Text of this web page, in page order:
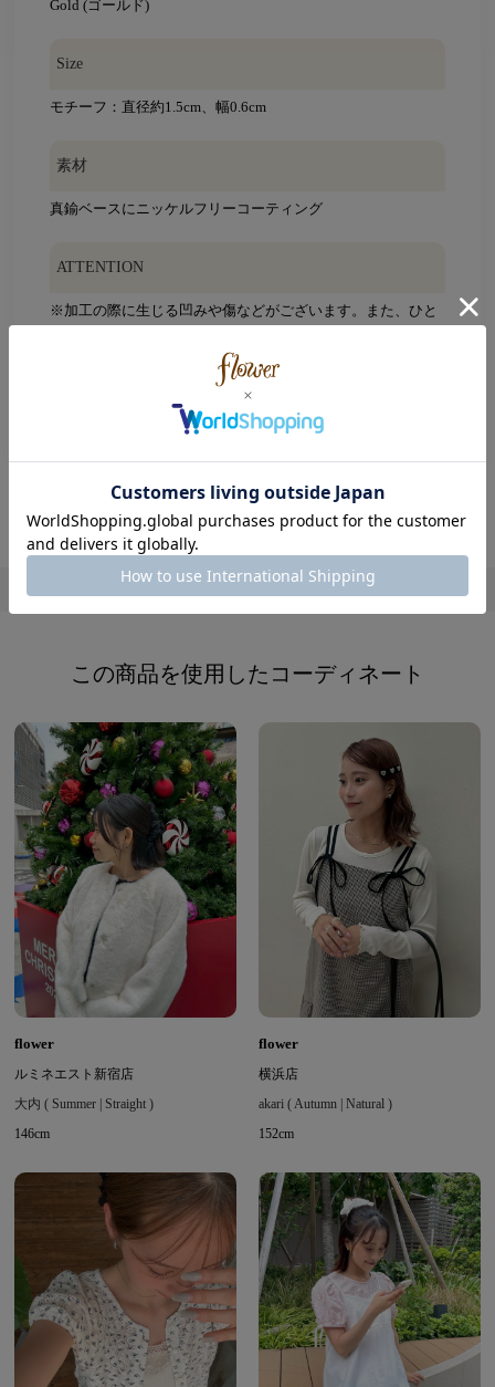
Gold (ゴールド)
Size
モチーフ：直径約1.5cm、幅0.6cm
素材
真鍮ベースにニッケルフリーコーティング
ATTENTION
※加工の際に生じる凹みや傷などがございます。また、ひと
※摩擦や引っ張り等により、破損するおそれがありますの
で、丁寧にお取り扱い下さい。
※ご使用の際には周囲の物との引っかかりにご注意下さい。
※こちらの商品はインポート商品です。
この商品の平均評価： 5.00
この商品を使用したコーディネート
flower
ルミネエスト新宿店
大内 ( Summer | Straight )
146cm
flower
横浜店
akari ( Autumn | Natural )
152cm